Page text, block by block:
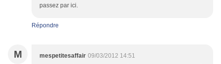
passez par ici.
Répondre
M mespetitesaffair 09/03/2012 14:51